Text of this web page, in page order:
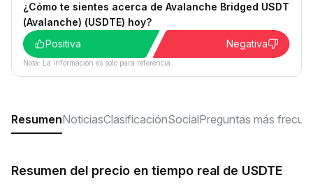
¿Cómo te sientes acerca de Avalanche Bridged USDT
(Avalanche) (USDTE) hoy?
Positiva
Negativa
Nota: La información es solo para referencia.
ResumenNoticiasClasificaciónSocialPreguntas más
Resumen del precio en tiempo real de USDTE